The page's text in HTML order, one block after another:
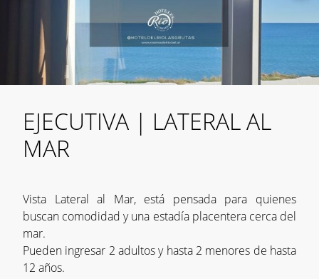
EJECUTIVA | LATERAL AL
MAR
Vista Lateral al Mar, está pensada para quienes
buscan comodidad y una estadía placentera cerca del
mar.
Pueden ingresar 2 adultos y hasta 2 menores de hasta
12 años.